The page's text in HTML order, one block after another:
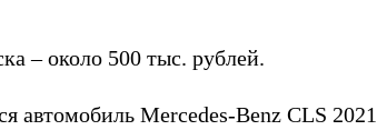
– около 500 тыс. рублей.
автомобиль Mercedes-Benz CLS 2021